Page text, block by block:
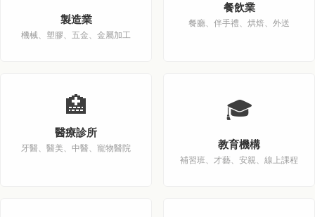
製造業
機械、塑膠、五金、金屬加工
餐飲業
餐廳、伴手禮、烘焙、外送
🏥
醫療診所
牙醫、醫美、中醫、寵物醫院
🎓
教育機構
補習班、才藝、安親、線上課程